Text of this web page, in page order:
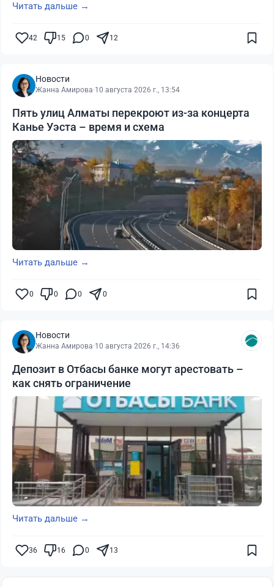
Читать дальше →
42 15 0 12
Новости
Жанна Амирова·10 августа 2026 г., 13:54
Пять улиц Алматы перекроют из-за концерта
Канье Уэста – время и схема
Читать дальше →
0 0 0 0
Новости
Жанна Амирова·10 августа 2026 г., 14:36
Депозит в Отбасы банке могут арестовать –
как снять ограничение
Читать дальше →
36 16 0 13